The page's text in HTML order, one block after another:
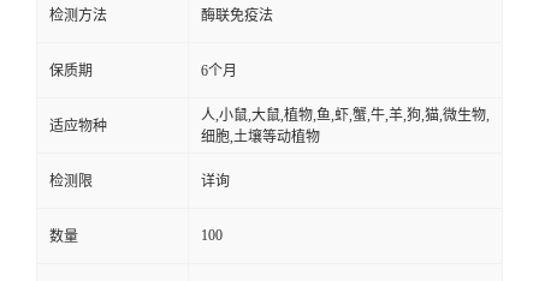
检测方法 酶联免疫法
保质期 6个月
适应物种
人,小鼠,大鼠,植物,鱼,虾,蟹,牛,羊,狗,猫,微生物,
细胞,土壤等动植物
检测限 详询
数量 100